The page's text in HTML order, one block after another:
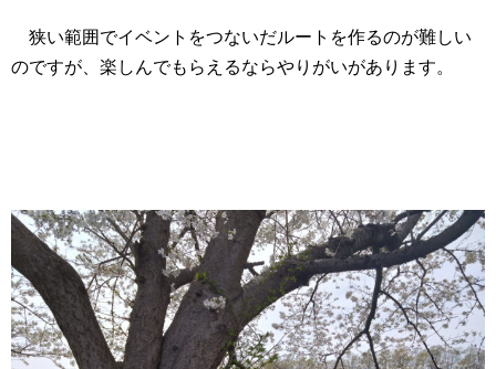
狭い範囲でイベントをつないだルートを作るのが難しい
のですが、楽しんでもらえるならやりがいがあります。